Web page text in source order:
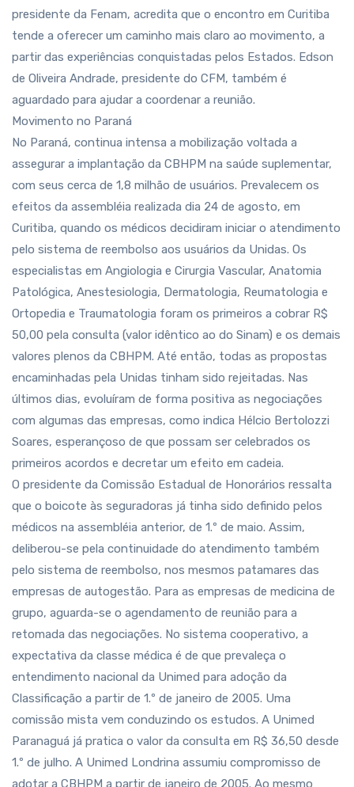
presidente da Fenam, acredita que o encontro em Curitiba
tende a oferecer um caminho mais claro ao movimento, a
partir das experiências conquistadas pelos Estados. Edson
de Oliveira Andrade, presidente do CFM, também é
aguardado para ajudar a coordenar a reunião.
Movimento no Paraná
No Paraná, continua intensa a mobilização voltada a
assegurar a implantação da CBHPM na saúde suplementar,
com seus cerca de 1,8 milhão de usuários. Prevalecem os
efeitos da assembléia realizada dia 24 de agosto, em
Curitiba, quando os médicos decidiram iniciar o atendimento
pelo sistema de reembolso aos usuários da Unidas. Os
especialistas em Angiologia e Cirurgia Vascular, Anatomia
Patológica, Anestesiologia, Dermatologia, Reumatologia e
Ortopedia e Traumatologia foram os primeiros a cobrar R$
50,00 pela consulta (valor idêntico ao do Sinam) e os demais
valores plenos da CBHPM. Até então, todas as propostas
encaminhadas pela Unidas tinham sido rejeitadas. Nas
últimos dias, evoluíram de forma positiva as negociações
com algumas das empresas, como indica Hélcio Bertolozzi
Soares, esperançoso de que possam ser celebrados os
primeiros acordos e decretar um efeito em cadeia.
O presidente da Comissão Estadual de Honorários ressalta
que o boicote às seguradoras já tinha sido definido pelos
médicos na assembléia anterior, de 1.º de maio. Assim,
deliberou-se pela continuidade do atendimento também
pelo sistema de reembolso, nos mesmos patamares das
empresas de autogestão. Para as empresas de medicina de
grupo, aguarda-se o agendamento de reunião para a
retomada das negociações. No sistema cooperativo, a
expectativa da classe médica é de que prevaleça o
entendimento nacional da Unimed para adoção da
Classificação a partir de 1.º de janeiro de 2005. Uma
comissão mista vem conduzindo os estudos. A Unimed
Paranaguá já pratica o valor da consulta em R$ 36,50 desde
1.º de julho. A Unimed Londrina assumiu compromisso de
adotar a CBHPM a partir de janeiro de 2005. Ao mesmo